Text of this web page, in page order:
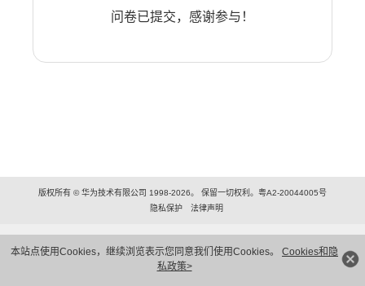
本站点使用Cookies，继续浏览表示您同意我们使用Cookies。 Cookies和隐
私政策>
问卷已提交，感谢参与！
版权所有 © 华为技术有限公司 1998-2026。 保留一切权利。粤A2-20044005号
隐私保护
法律声明